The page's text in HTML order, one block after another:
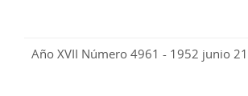
Año XVII Número 4961 - 1952 junio 21